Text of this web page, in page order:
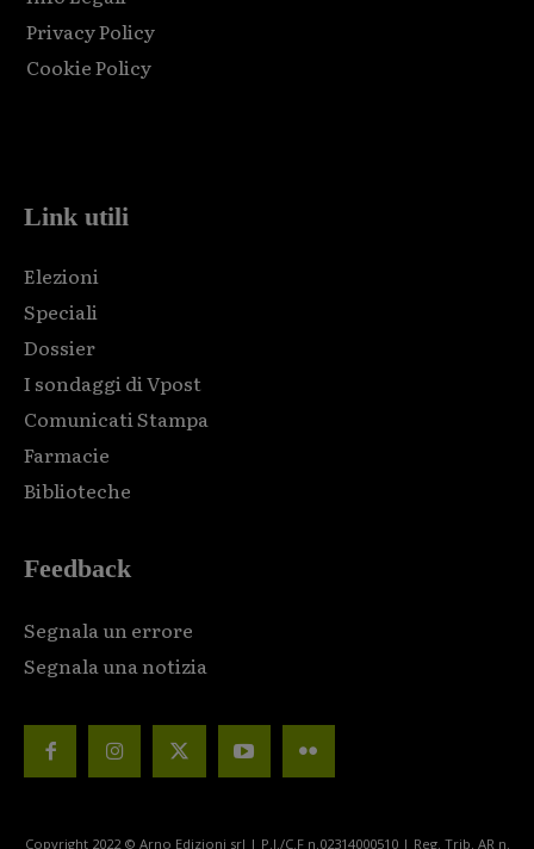
Privacy Policy
Cookie Policy
Link utili
Elezioni
Speciali
Dossier
I sondaggi di Vpost
Comunicati Stampa
Farmacie
Biblioteche
Feedback
Segnala un errore
Segnala una notizia
Copyright 2022 © Arno Edizioni srl | P.I./C.F n.02314000510 | Reg. Trib. AR n.